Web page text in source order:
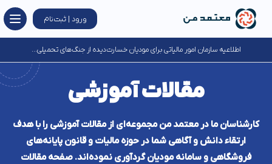
ورود | ثبت‌نام
اطلاعیه سازمان امور مالیاتی برای مودیان خسارت‌دیده از جنگ‌های تحمیلی...
مقالات آموزشی
کارشناسان ما در معتمد من مجموعه‌ای از مقالات آموزشی را با هدف
ارتقاء دانش و آگاهی شما در حوزه مالیات و قانون پایانه‌های
فروشگاهی و سامانه مودیان گردآوری نموده‌اند. صفحه مقالات